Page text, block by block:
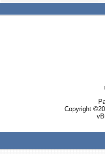
Copyright